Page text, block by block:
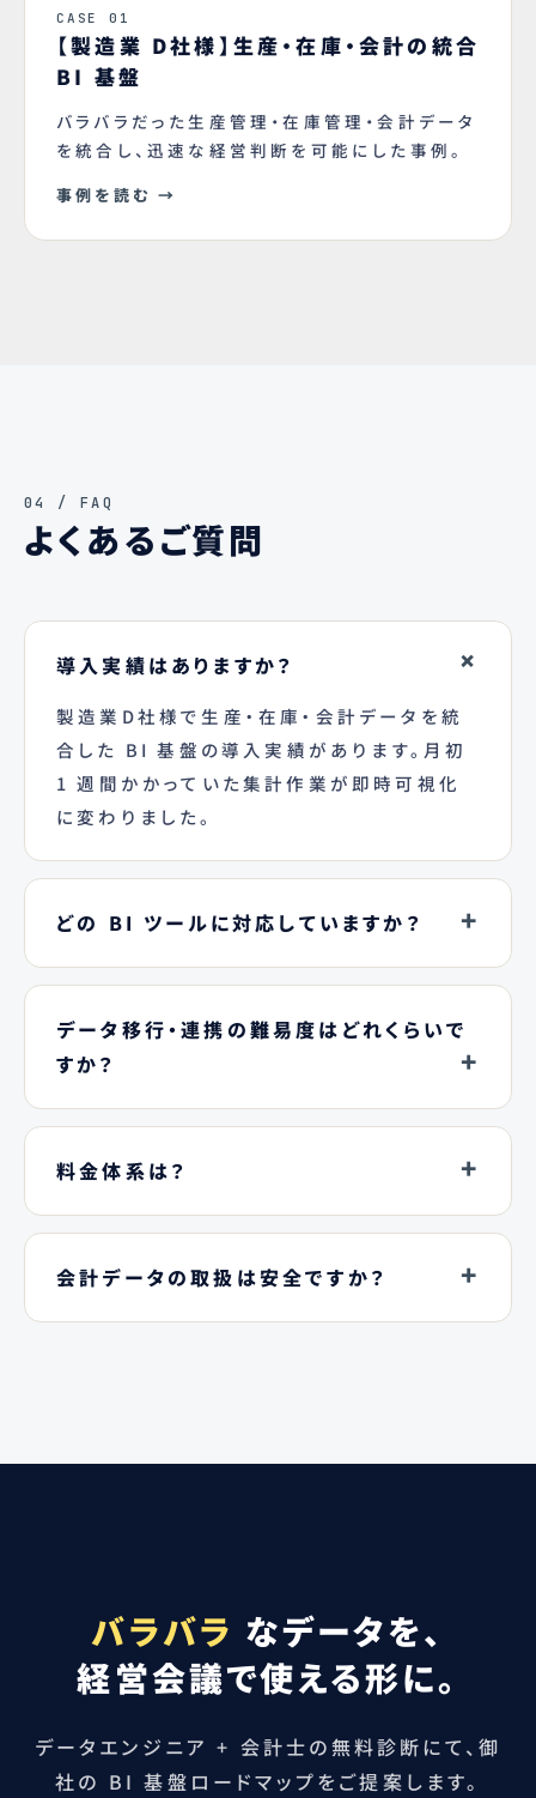
CASE 01
【製造業 D社様】生産・在庫・会計の統合
BI 基盤
バラバラだった生産管理・在庫管理・会計データ
を統合し、迅速な経営判断を可能にした事例。
事例を読む →
04 / FAQ
よくあるご質問
導入実績はありますか？
製造業D社様で生産・在庫・会計データを統
合した BI 基盤の導入実績があります。月初
1 週間かかっていた集計作業が即時可視化
に変わりました。
どの BI ツールに対応していますか？
データ移行・連携の難易度はどれくらいで
すか？
料金体系は？
会計データの取扱は安全ですか？
バラバラ なデータを、
経営会議で使える形に。
データエンジニア + 会計士の無料診断にて、御
社の BI 基盤ロードマップをご提案します。